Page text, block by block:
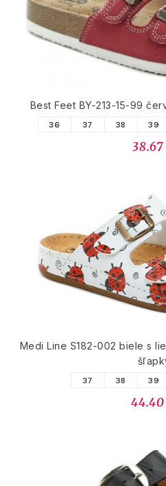
Best Feet BY-213-15-99
36 37 38 39
Medi Line S182-002 biele s
37 38 39